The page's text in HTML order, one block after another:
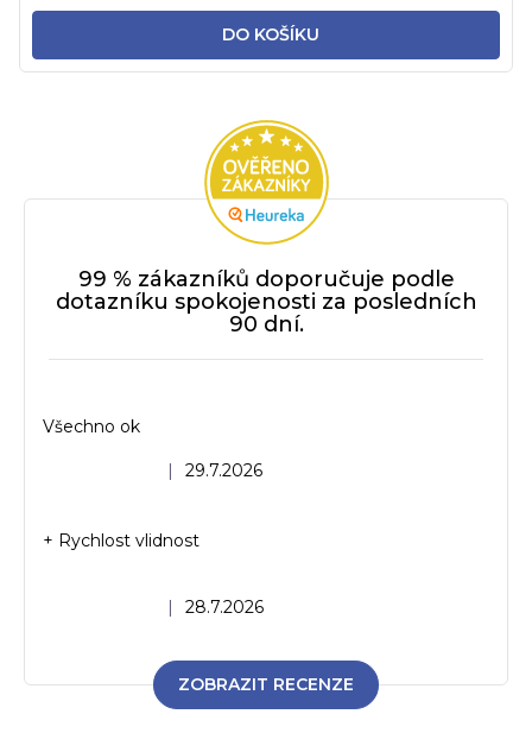
DO KOŠÍKU
99 % zákazníků doporučuje podle
dotazníku spokojenosti za posledních
90 dní.
Hodnocení obchodu je 5 z 5 hvězdiček.
| 29.7.2026
Všechno ok
Hodnocení obchodu je 5 z 5 hvězdiček.
| 28.7.2026
+ Rychlost vlidnost
ZOBRAZIT RECENZE